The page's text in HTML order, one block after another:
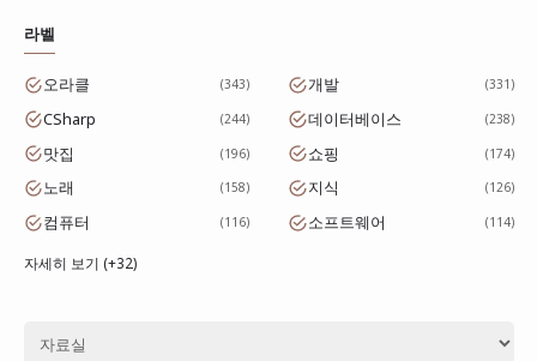
라벨
오라클 343 개발 331
CSharp 244 데이터베이스 238
맛집 196 쇼핑 174
노래 158 지식 126
컴퓨터 116 소프트웨어 114
자세히 보기 (+32)